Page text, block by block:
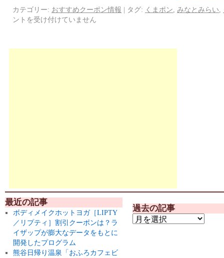
カテゴリー: おすすめクーポン情報 | タグ: くまポン みなとみらい
ントを受け付けていません
最近の記事
ボディメイクホットヨガ［LIPTY
／リプティ］割引クーポンは？ラ
イザップが膨大なデータをもとに
開発したプログラム
熊谷日帰り温泉「おふろカフェビ
過去の記事